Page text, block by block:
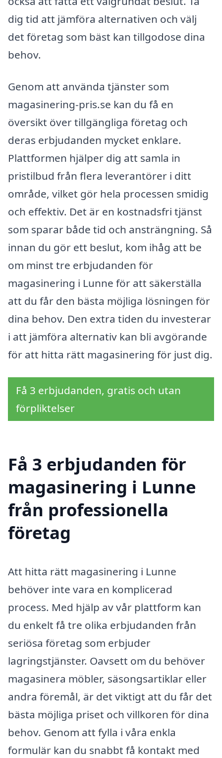
dig tid att jämföra alternativen och välj
det företag som bäst kan tillgodose dina
behov.
Genom att använda tjänster som
magasinering-pris.se kan du få en
översikt över tillgängliga företag och
deras erbjudanden mycket enklare.
Plattformen hjälper dig att samla in
pristilbud från flera leverantörer i ditt
område, vilket gör hela processen smidig
och effektiv. Det är en kostnadsfri tjänst
som sparar både tid och ansträngning. Så
innan du gör ett beslut, kom ihåg att be
om minst tre erbjudanden för
magasinering i Lunne för att säkerställa
att du får den bästa möjliga lösningen för
dina behov. Den extra tiden du investerar
i att jämföra alternativ kan bli avgörande
för att hitta rätt magasinering för just dig.
Få 3 erbjudanden, gratis och utan
förpliktelser
Få 3 erbjudanden för
magasinering i Lunne
från professionella
företag
Att hitta rätt magasinering i Lunne
behöver inte vara en komplicerad
process. Med hjälp av vår plattform kan
du enkelt få tre olika erbjudanden från
seriösa företag som erbjuder
lagringstjänster. Oavsett om du behöver
magasinera möbler, säsongsartiklar eller
andra föremål, är det viktigt att du får det
bästa möjliga priset och villkoren för dina
behov. Genom att fylla i våra enkla
formulär kan du snabbt få kontakt med